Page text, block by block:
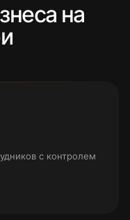
на
с контролем